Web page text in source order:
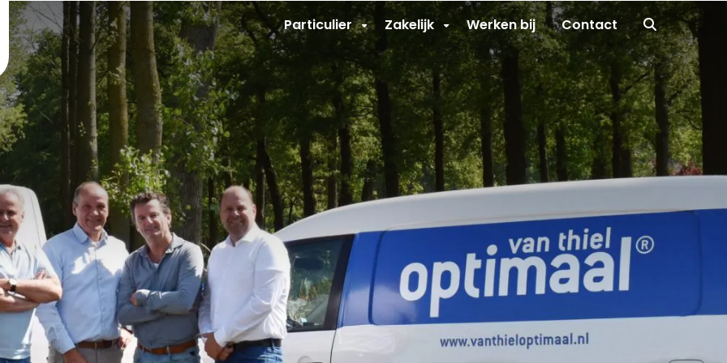
Particulier Zakelijk Werken bij Contact
Ga
naar